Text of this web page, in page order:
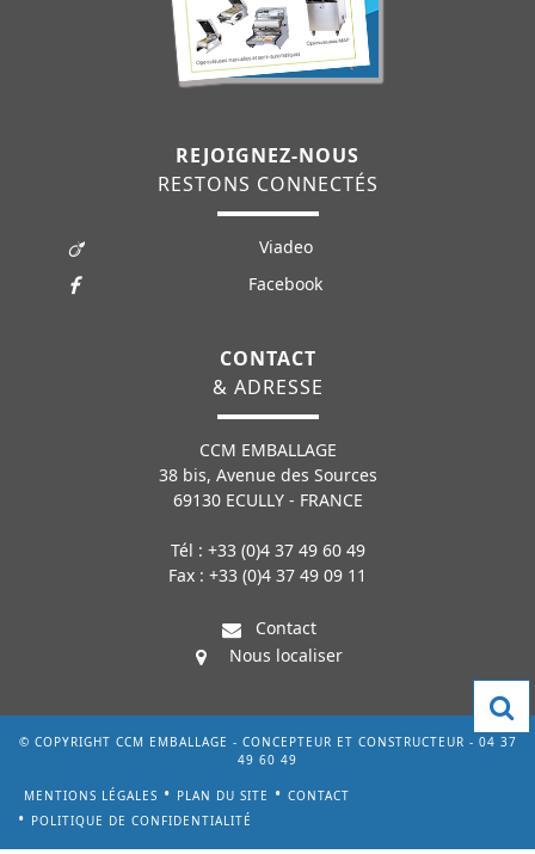
REJOIGNEZ-NOUS
RESTONS CONNECTÉS
Viadeo
Facebook
CONTACT
& ADRESSE
CCM EMBALLAGE
38 bis, Avenue des Sources
69130 ECULLY - FRANCE
Tél : +33 (0)4 37 49 60 49
Fax : +33 (0)4 37 49 09 11
Contact
Nous localiser
© COPYRIGHT CCM EMBALLAGE - CONCEPTEUR ET CONSTRUCTEUR - 04 37
49 60 49
MENTIONS LÉGALES PLAN DU SITE
CONTACT
POLITIQUE DE CONFIDENTIALITÉ